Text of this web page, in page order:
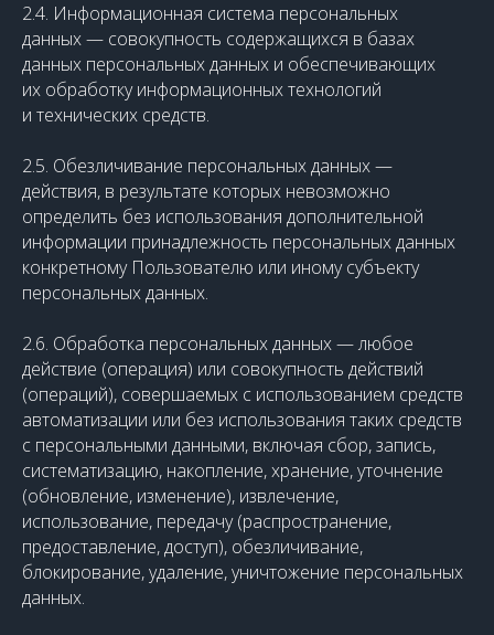
2.4. Информационная система персональных
данных — совокупность содержащихся в базах
данных персональных данных и обеспечивающих
их обработку информационных технологий
и технических средств.
2.5. Обезличивание персональных данных —
действия, в результате которых невозможно
определить без использования дополнительной
информации принадлежность персональных данных
конкретному Пользователю или иному субъекту
персональных данных.
2.6. Обработка персональных данных — любое
действие (операция) или совокупность действий
(операций), совершаемых с использованием средств
автоматизации или без использования таких средств
с персональными данными, включая сбор, запись,
систематизацию, накопление, хранение, уточнение
(обновление, изменение), извлечение,
использование, передачу (распространение,
предоставление, доступ), обезличивание,
блокирование, удаление, уничтожение персональных
данных.